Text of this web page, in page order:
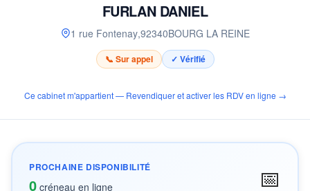
FURLAN DANIEL
1 rue Fontenay,92340BOURG LA REINE
📞 Sur appel ✓ Vérifié
Ce cabinet m'appartient — Revendiquer et activer les RDV en ligne →
PROCHAINE DISPONIBILITÉ
0 créneau en ligne 📅